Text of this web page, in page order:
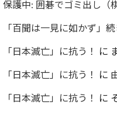
保護中: 囲碁でゴミ出し（
「百聞は一見に如かず」
「日本滅亡」に抗う！ に
「日本滅亡」に抗う！ に
「日本滅亡」に抗う！ に